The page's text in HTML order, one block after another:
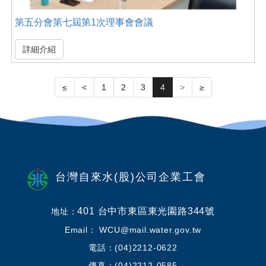
第五分會第七屆第1次理事會會議
詳細介紹
≤ < 1 2 3 4 > ≥
台灣自來水(股)公司企業工會
地址：401 台中市東區東光園路344號
Email： WCU@mail.water.gov.tw
電話：(04)2212-0622